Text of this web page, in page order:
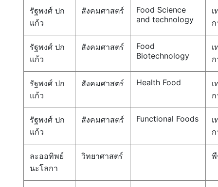
รัฐพงศ์ ปก
แก้ว
สังคมศาสตร์
Food Science
and technology
รัฐพงศ์ ปก
แก้ว
สังคมศาสตร์
Food
Biotechnology
รัฐพงศ์ ปก
แก้ว
สังคมศาสตร์ Health Food
รัฐพงศ์ ปก
แก้ว
สังคมศาสตร์ Functional Foods
ละออทิพย์
นะโลกา
วิทยาศาสตร์